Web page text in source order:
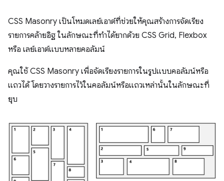
CSS Masonry เป็นโหมดเลย์เอาต์ที่ช่วยให้คุณสร้างการจัดเรียง
รายการคล้ายอิฐ ในลักษณะที่ทำได้ยากด้วย CSS Grid, Flexbox
หรือ เลย์เอาต์แบบหลายคอลัมน์
คุณใช้ CSS Masonry เพื่อจัดเรียงรายการในรูปแบบคอลัมน์หรือ
แถวได้ โดยวางรายการไว้ในคอลัมน์หรือแถวเหล่านั้นในลักษณะที่
ยุบ